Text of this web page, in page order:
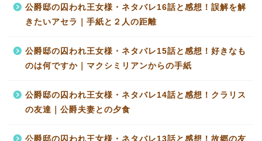
公爵邸の囚われ王女様・ネタバレ16話と感想！誤解を解
きたいアセラ｜手紙と２人の距離
公爵邸の囚われ王女様・ネタバレ15話と感想！好きなも
のは何ですか｜マクシミリアンからの手紙
公爵邸の囚われ王女様・ネタバレ14話と感想！クラリス
の友達｜公爵夫妻との夕食
公爵邸の囚われ王女様・ネタバレ13話と感想！故郷の友